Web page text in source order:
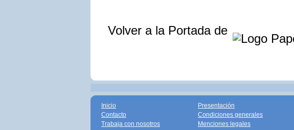
Volver a la Portada de
Inicio
Contacto
Trabaja con nosotros
Presentación
Condiciones generales
Menciones legales